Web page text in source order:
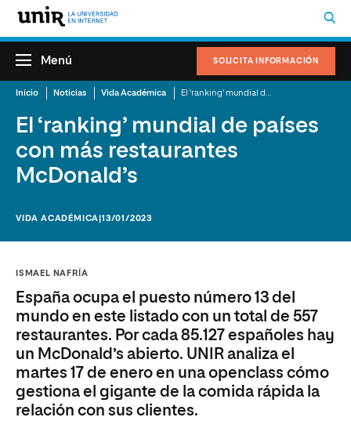
SOLICITA INFORMACIÓN
Menú
Inicio Noticias Vida Académica
El ‘ranking’ mundial de países
con más restaurantes
McDonald’s
VIDA ACADÉMICA |13/01/2023
ISMAEL NAFRÍA
España ocupa el puesto número 13 del
mundo en este listado con un total de 557
restaurantes. Por cada 85.127 españoles hay
un McDonald’s abierto. UNIR analiza el
martes 17 de enero en una openclass cómo
gestiona el gigante de la comida rápida la
relación con sus clientes.